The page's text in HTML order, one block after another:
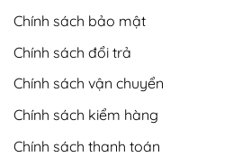
Chính sách bảo mật
Chính sách đổi trả
Chính sách vận chuyển
Chính sách kiểm hàng
Chính sách thanh toán